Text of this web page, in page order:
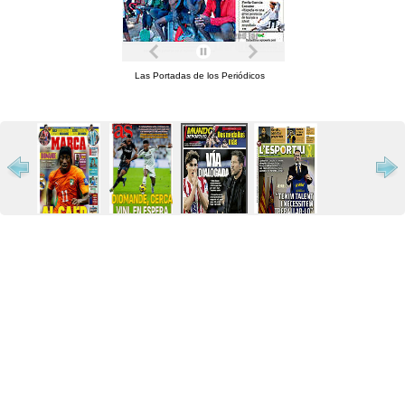
Las Portadas de los Periódicos